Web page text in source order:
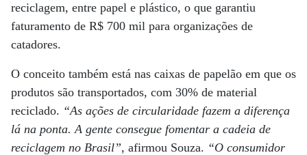
reciclagem, entre papel e plástico, o que garantiu
faturamento de R$ 700 mil para organizações de
catadores.
O conceito também está nas caixas de papelão em que os
produtos são transportados, com 30% de material
reciclado. “As ações de circularidade fazem a diferença
lá na ponta. A gente consegue fomentar a cadeia de
reciclagem no Brasil”, afirmou Souza. “O consumidor